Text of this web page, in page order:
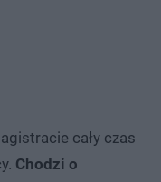
cały czas
Chodzi o